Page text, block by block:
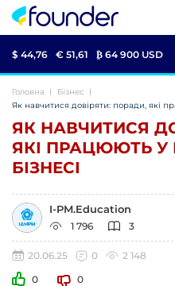
$ 44,76 € 51,61 ₿ 64 900 USD
Головна
Бізнес
Як навчитися довіряти: поради, які
ЯК НАВЧИТИСЯ
ЯКІ ПРАЦЮЮТЬ У
БІЗНЕСІ
I-PM.Education
1 796 3
20.06.25 0
2 148
0
0